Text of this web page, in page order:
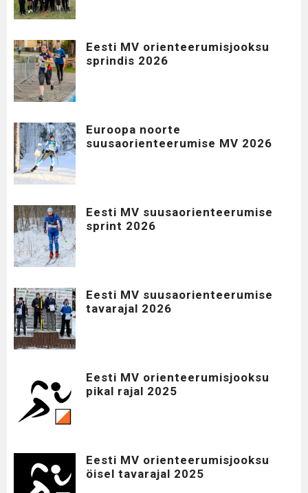
Eesti MV orienteerumisjooksu
sprindis 2026
Euroopa noorte
suusaorienteerumise MV 2026
Eesti MV suusaorienteerumise
sprint 2026
Eesti MV suusaorienteerumise
tavarajal 2026
Eesti MV orienteerumisjooksu
pikal rajal 2025
Eesti MV orienteerumisjooksu
öisel tavarajal 2025